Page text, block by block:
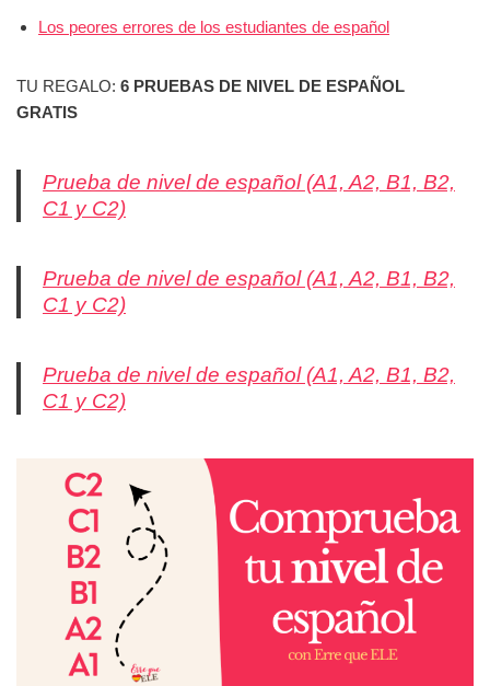
Los peores errores de los estudiantes de español
TU REGALO: 6 PRUEBAS DE NIVEL DE ESPAÑOL
GRATIS
Prueba de nivel de español (A1, A2, B1, B2,
C1 y C2)
Prueba de nivel de español (A1, A2, B1, B2,
C1 y C2)
Prueba de nivel de español (A1, A2, B1, B2,
C1 y C2)